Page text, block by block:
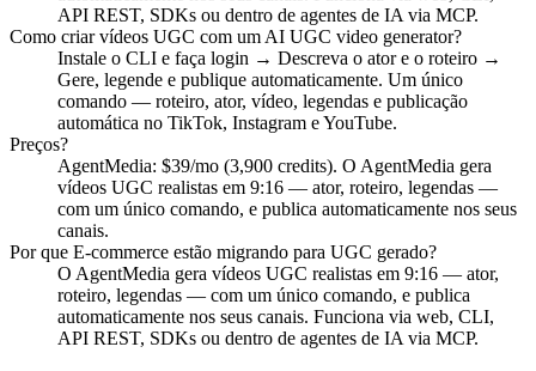
API REST, SDKs ou dentro de agentes de IA via MCP.
Como criar vídeos UGC com um AI UGC video generator?
Instale o CLI e faça login → Descreva o ator e o roteiro →
Gere, legende e publique automaticamente. Um único
comando — roteiro, ator, vídeo, legendas e publicação
automática no TikTok, Instagram e YouTube.
Preços?
AgentMedia: $39/mo (3,900 credits). O AgentMedia gera
vídeos UGC realistas em 9:16 — ator, roteiro, legendas —
com um único comando, e publica automaticamente nos seus
canais.
Por que E-commerce estão migrando para UGC gerado?
O AgentMedia gera vídeos UGC realistas em 9:16 — ator,
roteiro, legendas — com um único comando, e publica
automaticamente nos seus canais. Funciona via web, CLI,
API REST, SDKs ou dentro de agentes de IA via MCP.